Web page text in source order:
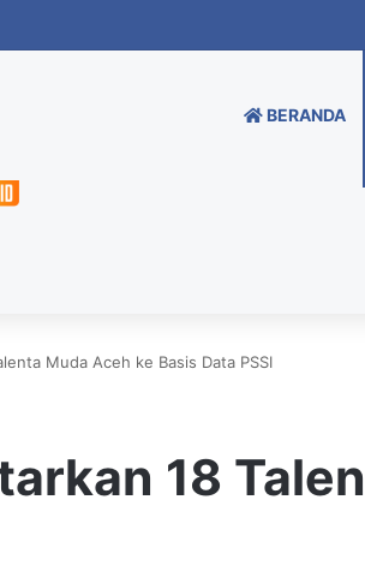
BERANDA
Muda Aceh ke Basis Data PSSI
18